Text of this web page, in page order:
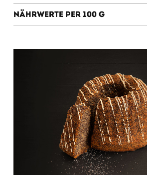
NEWS
VIDEOS
Nährwerte per 100 g